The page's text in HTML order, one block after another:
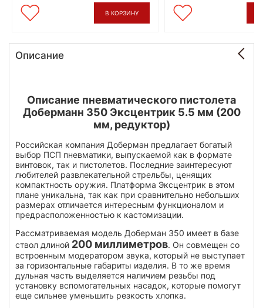
В КОРЗИНУ
Описание
Описание пневматического пистолета
Доберманн 350 Эксцентрик 5.5 мм (200
мм, редуктор)
Российская компания Доберман предлагает богатый
выбор ПСП пневматики, выпускаемой как в формате
винтовок, так и пистолетов. Последние заинтересуют
любителей развлекательной стрельбы, ценящих
компактность оружия. Платформа Эксцентрик в этом
плане уникальна, так как при сравнительно небольших
размерах отличается интересным функционалом и
предрасположенностью к кастомизации.
Рассматриваемая модель Доберман 350 имеет в базе
ствол длиной 200 миллиметров. Он совмещен со
встроенным модератором звука, который не выступает
за горизонтальные габариты изделия. В то же время
дульная часть выделяется наличием резьбы под
установку вспомогательных насадок, которые помогут
еще сильнее уменьшить резкость хлопка.